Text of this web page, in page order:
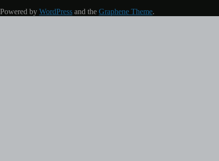
Powered by WordPress and the Graphene Theme.